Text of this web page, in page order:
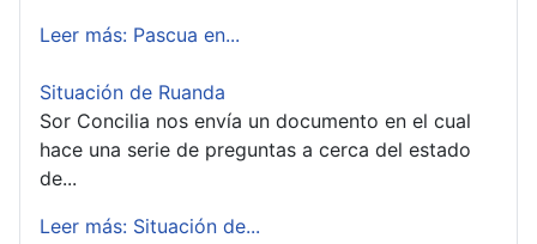
Leer más: Pascua en...
Situación de Ruanda
Sor Concilia nos envía un documento en el cual
hace una serie de preguntas a cerca del estado
de...
Leer más: Situación de...